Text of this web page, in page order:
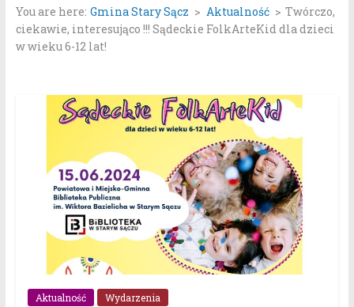
Gminy
Stary
Sącz
You are here: Gmina Stary Sącz > Aktualność > Twórczo,
ciekawie, interesująco !!! Sądeckie FolkArteKid dla dzieci
w wieku 6-12 lat!
Aktualność Wydarzenia